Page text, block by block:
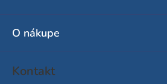
O nákupe
Kontakt